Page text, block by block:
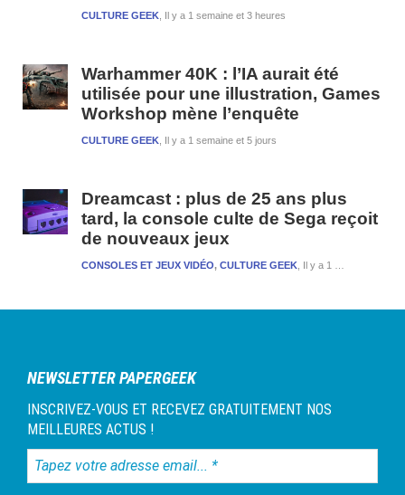
Il y a 1 semaine et 3 heures
CULTURE GEEK
Warhammer 40K : l’IA aurait été
utilisée pour une illustration, Games
Workshop mène l’enquête
Il y a 1 semaine et 5 jours
CULTURE GEEK
Dreamcast : plus de 25 ans plus
tard, la console culte de Sega reçoit
de nouveaux jeux
Il y a 1 semaine et 5 jours
CONSOLES ET JEUX VIDÉO, CULTURE GEEK
NEWSLETTER PAPERGEEK
INSCRIVEZ-VOUS ET RECEVEZ GRATUITEMENT NOS
MEILLEURES ACTUS !
Tapez
votre